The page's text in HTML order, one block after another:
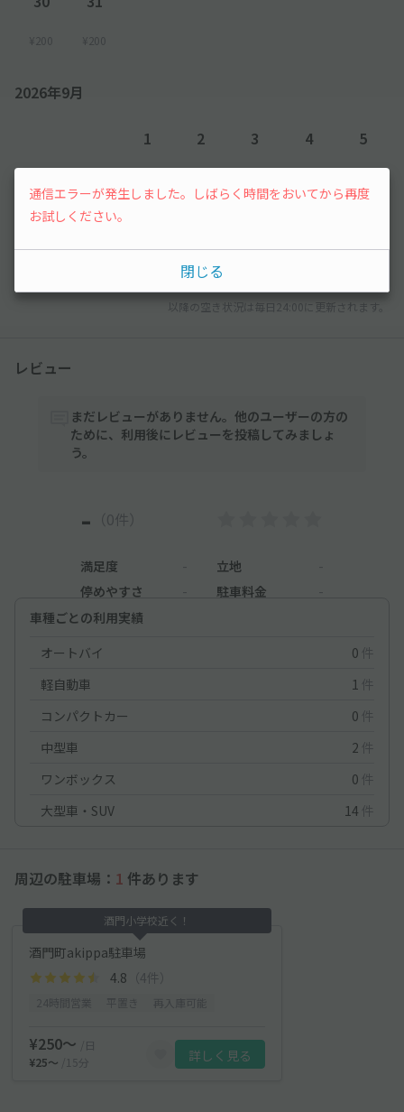
¥200 ¥200
2026年9月
1 2 3 4 5
6 7
以降の空き状況は毎日24:00に更新されます。
レビュー
まだレビューがありません。他のユーザーの方の
ために、利用後にレビューを投稿してみましょ
う。
- （0件）
満足度 立地
停めやすさ
駐車料金
車種ごとの利用実績
オートバイ
0 件
軽自動車
1 件
コンパクトカー
0 件
中型車
2 件
ワンボックス
0 件
大型車・SUV
14 件
周辺の駐車場： 1 件あります
酒門小学校近く！
酒門町akippa駐車場
4.8 （4件）
¥250〜
/日
¥25〜
/15分 詳しく見る
通信エラーが発生しました。しばらく時間をおいてから再度
お試しください。
閉じる